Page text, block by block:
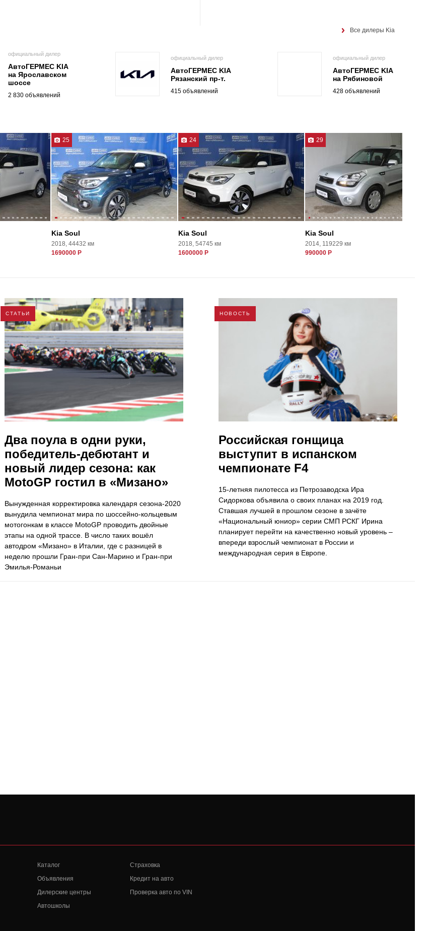
Все дилеры Kia
официальный дилер
АвтоГЕРМЕС KIA
на Ярославском
шоссе
2 830 объявлений
официальный дилер
АвтоГЕРМЕС KIA
Рязанский пр-т.
415 объявлений
официальный дилер
АвтоГЕРМЕС KIA
на Рябиновой
428 объявлений
25
Kia Soul
2018, 44432 км
1690000 Р
24
Kia Soul
2018, 54745 км
1600000 Р
29
Kia Soul
2014, 119229 км
990000 Р
СТАТЬИ
​Два поула в одни руки,
победитель-дебютант и
новый лидер сезона: как
MotoGP гостил в «Мизано»
Вынужденная корректировка календаря сезона-2020
вынудила чемпионат мира по шоссейно-кольцевым
мотогонкам в классе MotoGP проводить двойные
этапы на одной трассе. В число таких вошёл
автодром «Мизано» в Италии, где с разницей в
неделю прошли Гран-при Сан-Марино и Гран-при
Эмилья-Романьи
НОВОСТЬ
Российская гонщица
выступит в испанском
чемпионате F4
15-летняя пилотесса из Петрозаводска Ира
Сидоркова объявила о своих планах на 2019 год.
Ставшая лучшей в прошлом сезоне в зачёте
«Национальный юниор» серии СМП РСКГ Ирина
планирует перейти на качественно новый уровень –
впереди взрослый чемпионат в России и
международная серия в Европе.
Каталог
Объявления
Дилерские центры
Автошколы
Страховка
Кредит на авто
Проверка авто по VIN